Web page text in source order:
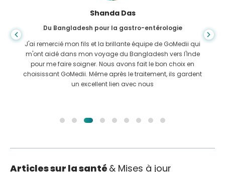
Shanda Das
Du Bangladesh pour la gastro-entérologie
J'ai remercié mon fils et la brillante équipe de GoMedii qui
m'ont aidé dans mon voyage du Bangladesh vers l'Inde
pour me faire soigner. Nous avons fait le bon choix en
choisissant GoMedii. Même après le traitement, ils gardent
un excellent lien avec nous
Articles sur la santé & Mises à jour